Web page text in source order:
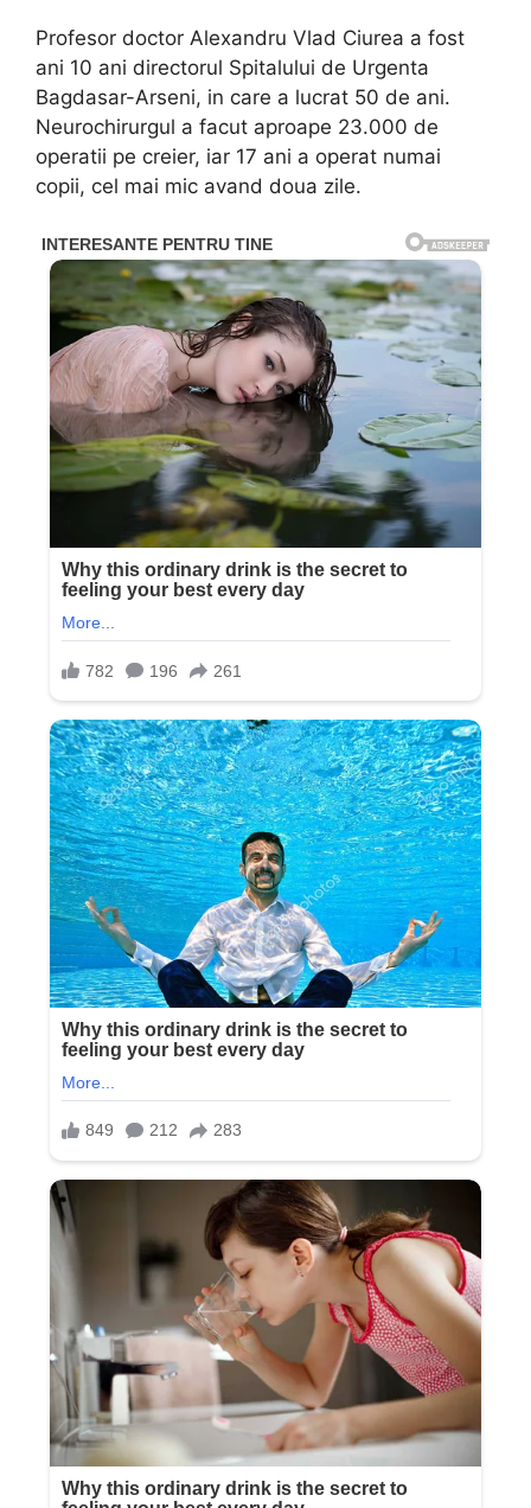
Profesor doctor Alexandru Vlad Ciurea a fost
ani 10 ani directorul Spitalului de Urgenta
Bagdasar-Arseni, in care a lucrat 50 de ani.
Neurochirurgul a facut aproape 23.000 de
operatii pe creier, iar 17 ani a operat numai
copii, cel mai mic avand doua zile.